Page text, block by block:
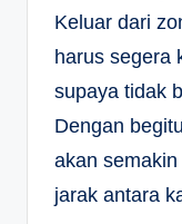
Keluar dari
harus segera
supaya tidak
Dengan
akan
jarak antara